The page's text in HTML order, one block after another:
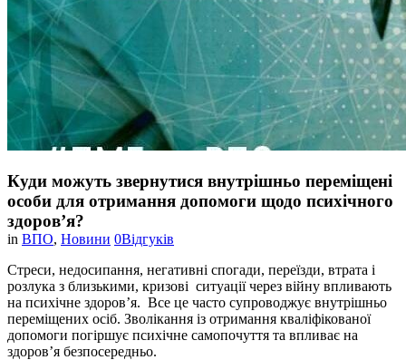
Куди можуть звернутися внутрішньо переміщені
особи для отримання допомоги щодо психічного
здоров’я?
in ВПО, Новини 0Відгуків
Стреси, недосипання, негативні спогади, переїзди, втрата і
розлука з близькими, кризові ситуації через війну впливають
на психічне здоров’я. Все це часто супроводжує внутрішньо
переміщених осіб. Зволікання із отримання кваліфікованої
допомоги погіршує психічне самопочуття та впливає на
здоров’я безпосередньо.